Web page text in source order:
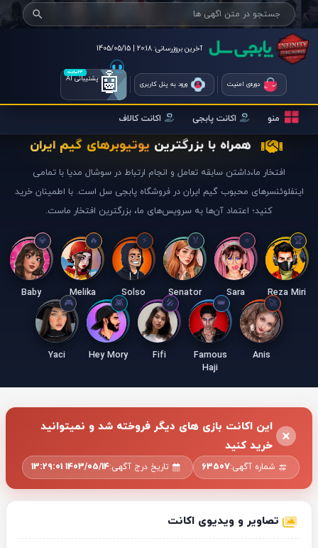
آخرین بروزرسانی: 20:18 | 1405/05/15
دوره‌ی امنیت ورود به پنل کاربری
۲۴ساعته 🤖 پشتیبانی AI
منو اکانت پابجی اکانت کالاف
همراه با بزرگترین یوتیوبرهای گیم ایران
افتخار ما،داشتن سابقه تعامل و انجام ارتباط در سوشال مدیا با تمامی
اینفلوئنسرهای محبوب گیم ایران در فروشگاه پابجی سل است. با اطمینان خرید
کنید؛ اعتماد آن‌ها به سرویس‌های ما، بزرگترین افتخار ماست.
Reza Miri
Sara
Senator
Solso
Melika
Baby
Anis
Famous
Haji
Fifi
Hey Mory
Yaci
این اکانت بازی های دیگر فروخته شد و نمیتوانید
خرید کنید
شماره آگهی:63507 تاریخ درج آگهی:1403/05/14 13:29:01
تصاویر و ویدیوی اکانت